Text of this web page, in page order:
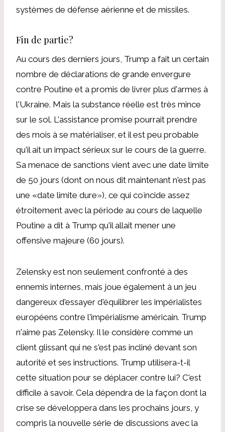
systèmes de défense aérienne et de missiles.
Fin de partie?
Au cours des derniers jours, Trump a fait un certain
nombre de déclarations de grande envergure
contre Poutine et a promis de livrer plus d'armes à
l'Ukraine. Mais la substance réelle est très mince
sur le sol. L'assistance promise pourrait prendre
des mois à se matérialiser, et il est peu probable
qu'il ait un impact sérieux sur le cours de la guerre.
Sa menace de sanctions vient avec une date limite
de 50 jours (dont on nous dit maintenant n'est pas
une «date limite dure»), ce qui coïncide assez
étroitement avec la période au cours de laquelle
Poutine a dit à Trump qu'il allait mener une
offensive majeure (60 jours).
Zelensky est non seulement confronté à des
ennemis internes, mais joue également à un jeu
dangereux d'essayer d'équilibrer les impérialistes
européens contre l'impérialisme américain. Trump
n'aime pas Zelensky. Il le considère comme un
client glissant qui ne s'est pas incliné devant son
autorité et ses instructions. Trump utilisera-t-il
cette situation pour se déplacer contre lui? C'est
difficile à savoir. Cela dépendra de la façon dont la
crise se développera dans les prochains jours, y
compris la nouvelle série de discussions avec la